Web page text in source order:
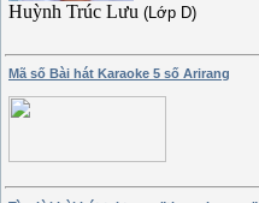
Huỳnh Trúc Lưu (Lớp D)
Mã số Bài hát Karaoke 5 số Arirang